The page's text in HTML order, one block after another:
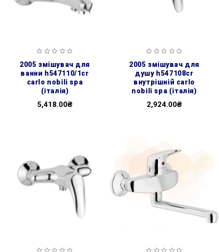
2005 змішувач для
ванни h547110/1cr
carlo nobili spa
(італія)
5,418.00₴
2005 змішувач для
душу h547108cr
внутрішній carlo
nobili spa (італія)
2,924.00₴